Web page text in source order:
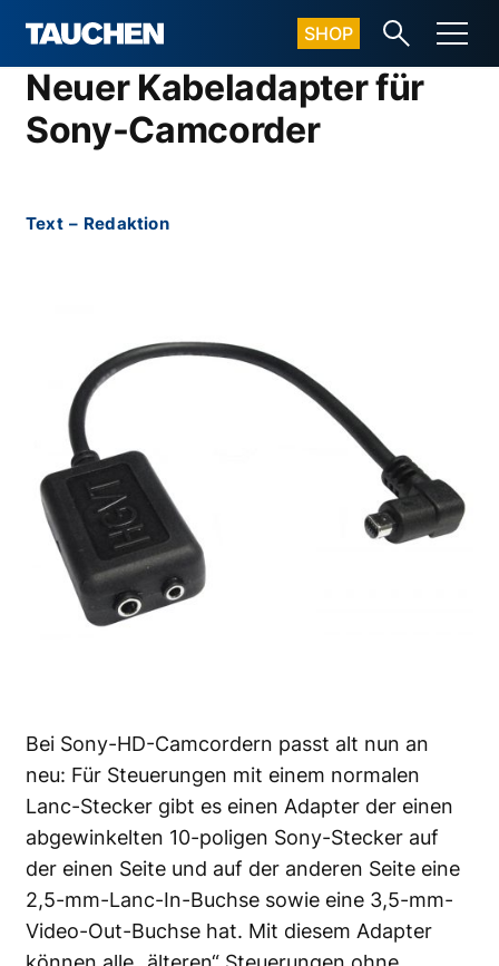
SHOP
Neuer Kabeladapter für
Sony-Camcorder
Text – Redaktion
Bei Sony-HD-Camcordern passt alt nun an
neu: Für Steuerungen mit einem normalen
Lanc-Stecker gibt es einen Adapter der einen
abgewinkelten 10-poligen Sony-Stecker auf
der einen Seite und auf der anderen Seite eine
2,5-mm-Lanc-In-Buchse sowie eine 3,5-mm-
Video-Out-Buchse hat. Mit diesem Adapter